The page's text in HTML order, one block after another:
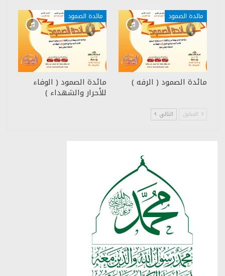
مائدة الصمود
مائدة الصمود ( الرفه )
مائدة الصمود
مائدة الصمود ( الوفاء
للأحرار والشهداء )
السابق التالي